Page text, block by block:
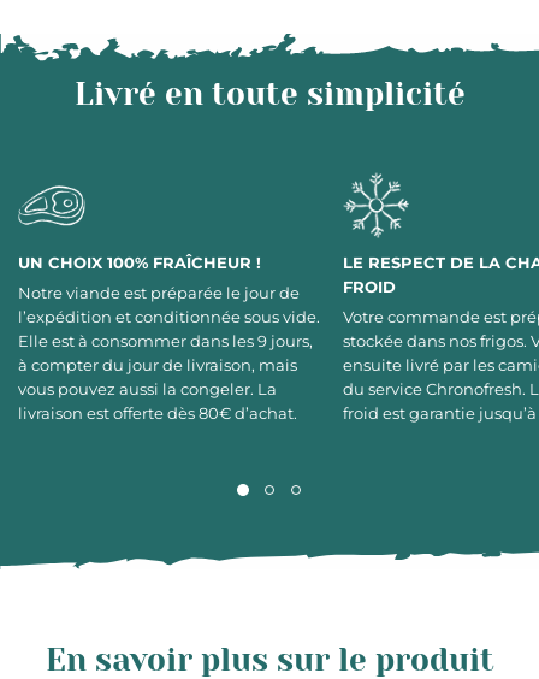
Livré en toute simplicité
UN CHOIX 100% FRAÎCHEUR !
Notre viande est préparée le jour de
l’expédition et conditionnée sous vide.
Elle est à consommer dans les 9 jours,
à compter du jour de livraison, mais
vous pouvez aussi la congeler. La
livraison est offerte dès 80€ d’achat.
LE RESPECT DE LA
FROID
Votre commande est
stockée dans nos frigos.
ensuite livré par les
du service Chronofresh.
froid est garantie
En savoir plus sur le produit